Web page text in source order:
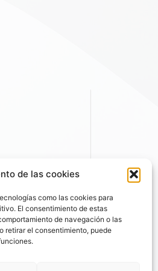
de las cookies
como las cookies para
El consentimiento de estas
de navegación o las
retirar el consentimiento, puede